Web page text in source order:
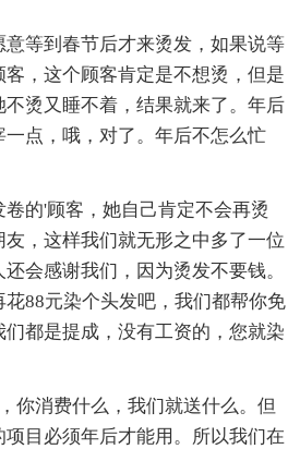
等到春节后才来烫发，如果说等
，这个顾客肯定是不想烫，但是
烫又睡不着，结果就来了。年后
点，哦，对了。年后不怎么忙
的'顾客，她自己肯定不会再烫
，这样我们就无形之中多了一位
会感谢我们，因为烫发不要钱。
88元染个头发吧，我们都帮你免
都是提成，没有工资的，您就染
消费什么，我们就送什么。但
目必须年后才能用。所以我们在